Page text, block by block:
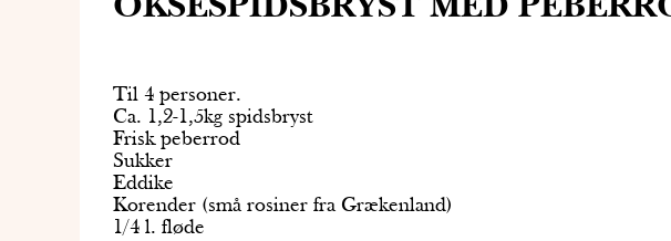
OKSESPIDSBRYST MED
Til 4 personer.
Ca. 1,2-1,5kg spidsbryst
Frisk peberrod
Sukker
Eddike
Korender (små rosiner fra Grækenland)
1/4 l. fløde